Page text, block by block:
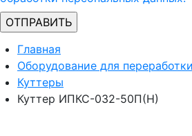
Главная
Оборудование для
Куттеры
Куттер ИПКС-032-50П(Н)